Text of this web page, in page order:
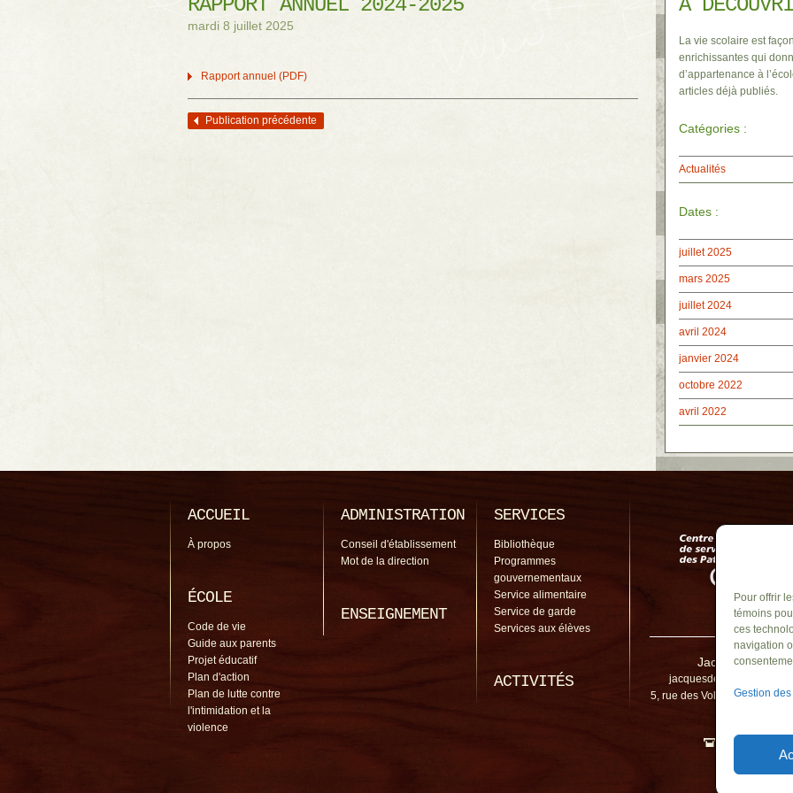
Pour offrir
témoins
ces
navigation
Gestion
RAPPORT ANNUEL 2024-2025
mardi 8 juillet 2025
Rapport annuel (PDF)
Navigation des articles
Publication précédente
À
La vie scolaire est
enrichissantes qui
d’appartenance à
articles déjà publiés.
Catégories :
Actualités
Dates :
juillet 2025
mars 2025
juillet 2024
avril 2024
janvier 2024
octobre 2022
avril 2022
ACCUEIL
À propos
ÉCOLE
Code de vie
Guide aux parents
Projet éducatif
Plan d'action
Plan de lutte contre
l'intimidation et la
violence
ADMINISTRATION
Conseil d'établissement
Mot de la direction
ENSEIGNEMENT
SERVICES
Bibliothèque
Programmes
gouvernementaux
Service alimentaire
Service de garde
Services aux élèves
ACTIVITÉS
Jacques-De
5, rue des Voltigeurs,
(450) 461-